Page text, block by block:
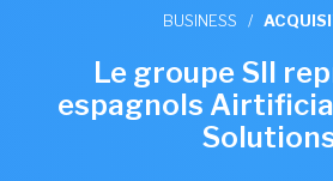
BUSINESS /
Le groupe SII
espagnols